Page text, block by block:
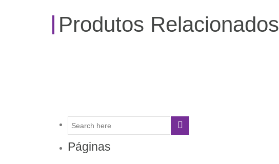
Produtos Relacionados
Páginas